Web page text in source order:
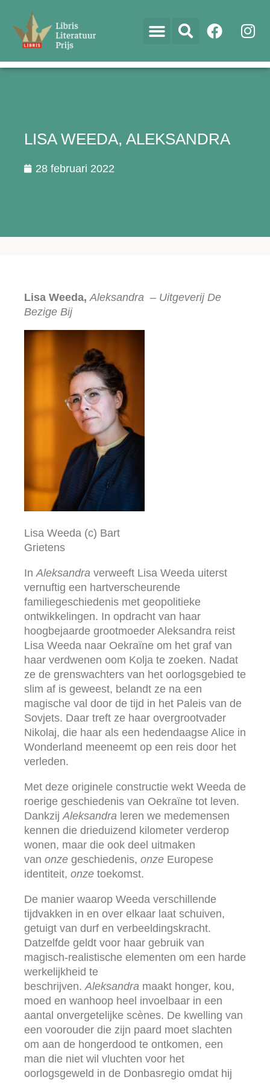
LISA WEEDA, ALEKSANDRA
28 februari 2022
Lisa Weeda,Aleksandra – Uitgeverij De
Bezige Bij
Lisa Weeda (c) Bart
Grietens
InAleksandra verweeft Lisa Weeda uiterst
vernuftig een hartverscheurende
familiegeschiedenis met geopolitieke
ontwikkelingen. In opdracht van haar
hoogbejaarde grootmoeder Aleksandra reist
Lisa Weeda naar Oekraïne om het graf van
haar verdwenen oom Kolja te zoeken. Nadat
ze de grenswachters van het oorlogsgebied te
slim af is geweest, belandt ze na een
magische val door de tijd in het Paleis van de
Sovjets. Daar treft ze haar overgrootvader
Nikolaj, die haar als een hedendaagse Alice in
Wonderland meeneemt op een reis door het
verleden.
Met deze originele constructie wekt Weeda de
roerige geschiedenis van Oekraïne tot leven.
DankzijAleksandra leren we medemensen
kennen die drieduizend kilometer verderop
wonen, maar die ook deel uitmaken
van onze geschiedenis, onze Europese
identiteit, onze toekomst.
De manier waarop Weeda verschillende
tijdvakken in en over elkaar laat schuiven,
getuigt van durf en verbeeldingskracht.
Datzelfde geldt voor haar gebruik van
magisch-realistische elementen om een harde
werkelijkheid te
beschrijven.Aleksandra maakt honger, kou,
moed en wanhoop heel invoelbaar in een
aantal onvergetelijke scènes. De kwelling van
een voorouder die zijn paard moet slachten
om aan de hongerdood te ontkomen, een
man die niet wil vluchten voor het
oorlogsgeweld in de Donbasregio omdat hij